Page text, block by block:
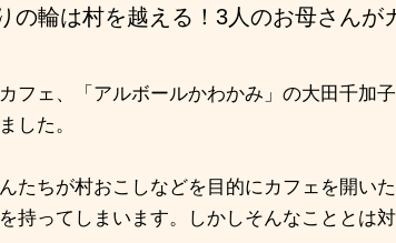
の輪は村を越える！3人のお母さんが
フェ、「アルボールかわかみ」の大田千加
した。
たちが村おこしなどを目的にカフェを開い
持ってしまいます。しかしそんなこととは